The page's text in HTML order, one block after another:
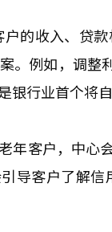
的收入、贷
。例如，调整
银行业首个将
年客户，中心
导客户了解